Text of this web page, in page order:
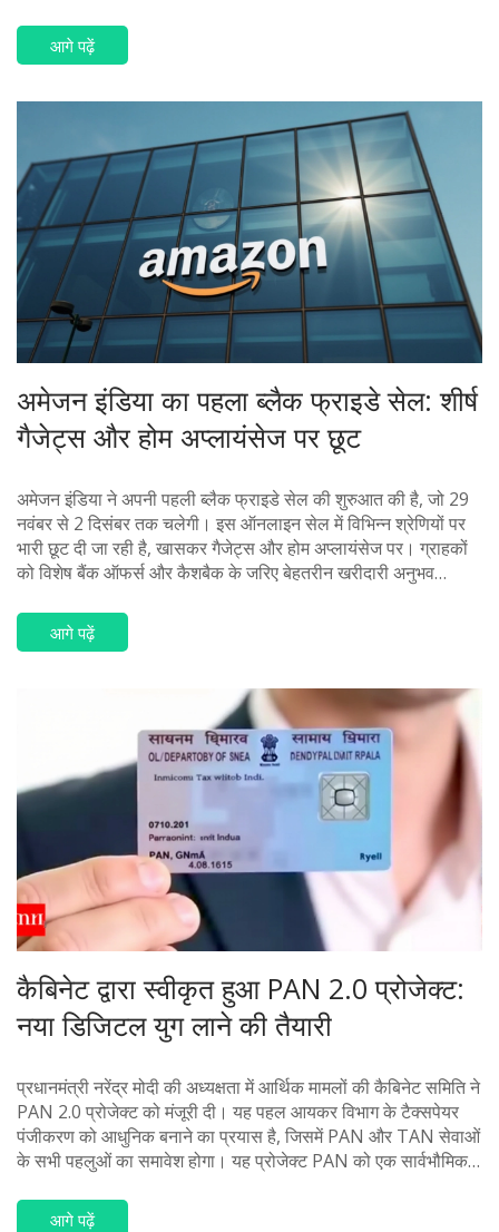
आगे पढ़ें
अमेजन इंडिया का पहला ब्लैक फ्राइडे सेल: शीर्ष
गैजेट्स और होम अप्लायंसेज पर छूट
अमेजन इंडिया ने अपनी पहली ब्लैक फ्राइडे सेल की शुरुआत की है, जो 29
नवंबर से 2 दिसंबर तक चलेगी। इस ऑनलाइन सेल में विभिन्न श्रेणियों पर
भारी छूट दी जा रही है, खासकर गैजेट्स और होम अप्लायंसेज पर। ग्राहकों
को विशेष बैंक ऑफर्स और कैशबैक के जरिए बेहतरीन खरीदारी अनुभव
एप्पल मैकबुक एयर, और एलजी स्मार्ट रेफ्रिजरेटर पर विशेष डील्स शामिल
हैं।
आगे पढ़ें
कैबिनेट द्वारा स्वीकृत हुआ PAN 2.0 प्रोजेक्ट:
नया डिजिटल युग लाने की तैयारी
प्रधानमंत्री नरेंद्र मोदी की अध्यक्षता में आर्थिक मामलों की कैबिनेट समिति ने
PAN 2.0 प्रोजेक्ट को मंजूरी दी। यह पहल आयकर विभाग के टैक्सपेयर
पंजीकरण को आधुनिक बनाने का प्रयास है, जिसमें PAN और TAN सेवाओं
के सभी पहलुओं का समावेश होगा। यह प्रोजेक्ट PAN को एक सार्वभौमिक
इसके तहत एकीकृत पोर्टल और QR कोड जैसी सुविधाएं भी होंगी।
आगे पढ़ें